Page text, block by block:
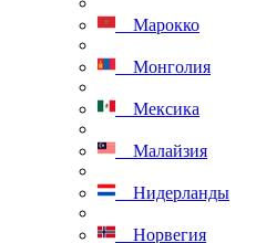
Марокко
Монголия
Мексика
Малайзия
Нидерланды
Норвегия